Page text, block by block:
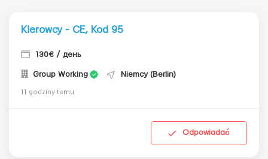
Kierowcy - CE, Kod 95
130€ / день
Group Working Niemcy (Berlin)
11 godziny temu
Odpowiadać